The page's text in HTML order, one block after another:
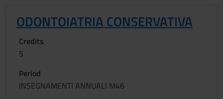
ODONTOIATRIA CONSERVATIVA
Credits
5
Period
INSEGNAMENTI ANNUALI M46